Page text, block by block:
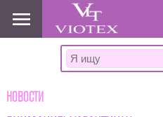
www.viotex37.ru
Новости